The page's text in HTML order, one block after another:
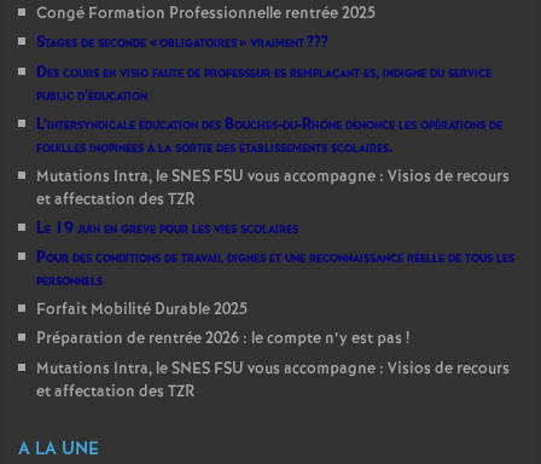
Congé Formation Professionnelle rentrée 2025
Stages de seconde «obligatoires» vraiment???
Des cours en visio faute de professeur·es remplaçant·es, indigne du service
public d’éducation
L’intersyndicale éducation des Bouches-du-Rhône dénonce les opérations de
fouilles inopinées à la sortie des établissements scolaires.
Mutations Intra, le SNES FSU vous accompagne : Visios de recours
et affectation des TZR
Le 19 juin en grève pour les vies scolaires
Pour des conditions de travail dignes et une reconnaissance réelle de tous les
personnels
Forfait Mobilité Durable 2025
Préparation de rentrée 2026 : le compte n’y est pas !
Mutations Intra, le SNES FSU vous accompagne : Visios de recours
et affectation des TZR
A LA UNE